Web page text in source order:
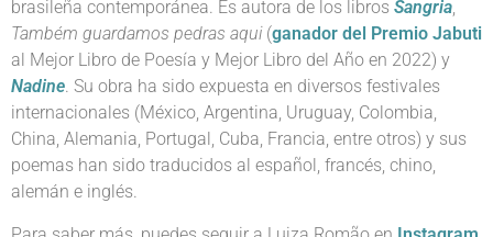
brasileña contemporánea. Es autora de los libros Sangria,
Também guardamos pedras aqui(ganador del Premio Jabuti
al Mejor Libro de Poesía y Mejor Libro del Año en 2022) y
Nadine. Su obra ha sido expuesta en diversos festivales
internacionales (México, Argentina, Uruguay, Colombia,
China, Alemania, Portugal, Cuba, Francia, entre otros) y sus
poemas han sido traducidos al español, francés, chino,
alemán e inglés.